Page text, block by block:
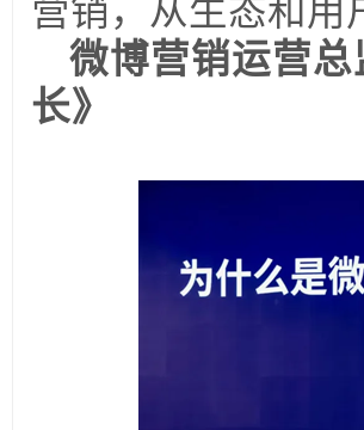
营销，从生态和用
微博营销运营
长》